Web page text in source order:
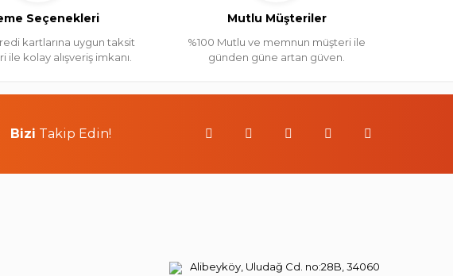
Seçenekleri
kartlarına uygun taksit
ile kolay alışveriş imkanı.
Mutlu Müşteriler
%100 Mutlu ve memnun müşteri ile
günden güne artan güven.
Bizi Takip Edin!
Alibeyköy, Uludağ Cd. no:28B, 34060